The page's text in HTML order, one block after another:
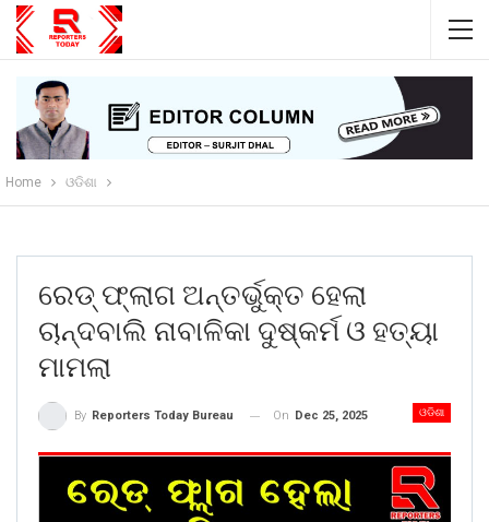
Home ଓଡିଶା
ରେଡ୍ ଫ୍ଲାଗ ଅନ୍ତର୍ଭୁକ୍ତ ହେଲା
ଚାନ୍ଦବାଲି ନାବାଳିକା ଦୁଷ୍କର୍ମ ଓ ହତ୍ୟା
ମାମଲା
ଓଡିଶା
By Reporters Today Bureau On Dec 25, 2025